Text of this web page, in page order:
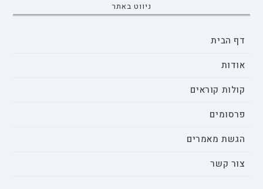
ניווט באתר
דף הבית
אודות
קולות קוראים
פרסומים
הגשת מאמרים
צור קשר